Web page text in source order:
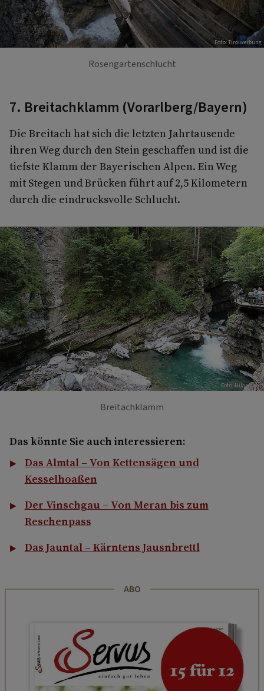
Foto: Tirolwerbung
Rosengartenschlucht
7. Breitachklamm (Vorarlberg/Bayern)
Die Breitach hat sich die letzten Jahrtausende
ihren Weg durch den Stein geschaffen und ist die
tiefste Klamm der Bayerischen Alpen. Ein Weg
mit Stegen und Brücken führt auf 2,5 Kilometern
durch die eindrucksvolle Schlucht.
Foto: Hilarmont
Breitachklamm
Das könnte Sie auch interessieren:
Das Almtal – Von Kettensägen und
Kesselhoaßen
Der Vinschgau – Von Meran bis zum
Reschenpass
Das Jauntal – Kärntens Jausnbrettl
ABO